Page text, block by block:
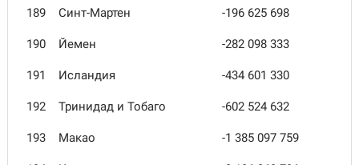
189 Синт-Мартен -196 625 698
190 Йемен -282 098 333
191 Исландия -434 601 330
192 Тринидад и Тобаго -602 524 632
193 Макао -1 385 097 759